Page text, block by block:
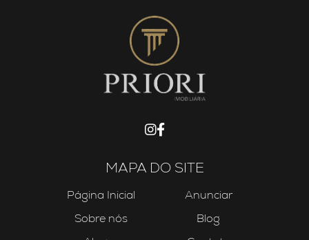
MAPA DO SITE
Página Inicial
Sobre nós
Anunciar
Blog